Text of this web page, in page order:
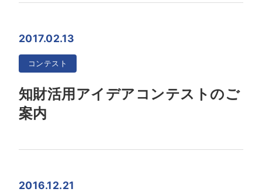
2017.02.13
コンテスト
知財活用アイデアコンテストのご
案内
2016.12.21